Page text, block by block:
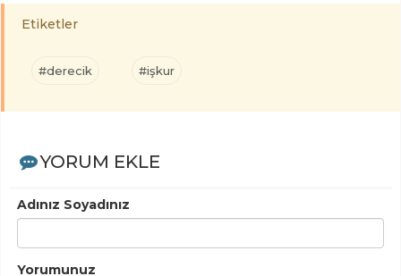
Etiketler
#derecik #işkur
YORUM EKLE
Adınız Soyadınız
Yorumunuz